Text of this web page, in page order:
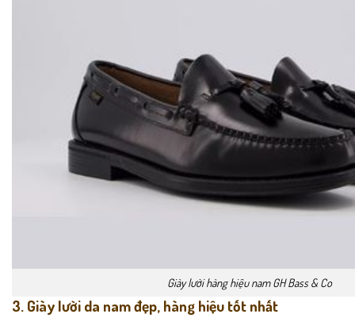
Giày lười hàng hiệu nam GH Bass & Co
3. Giày lười da nam đẹp, hàng hiệu tốt nhất